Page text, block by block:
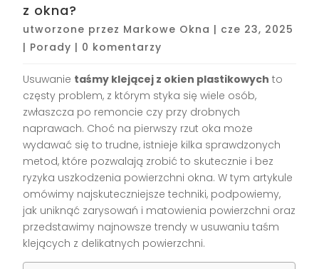
z okna?
utworzone przez Markowe Okna | cze 23, 2025
| Porady | 0 komentarzy
Usuwanie taśmy klejącej z okien plastikowych to
częsty problem, z którym styka się wiele osób,
zwłaszcza po remoncie czy przy drobnych
naprawach. Choć na pierwszy rzut oka może
wydawać się to trudne, istnieje kilka sprawdzonych
metod, które pozwalają zrobić to skutecznie i bez
ryzyka uszkodzenia powierzchni okna. W tym artykule
omówimy najskuteczniejsze techniki, podpowiemy,
jak uniknąć zarysowań i matowienia powierzchni oraz
przedstawimy najnowsze trendy w usuwaniu taśm
klejących z delikatnych powierzchni.